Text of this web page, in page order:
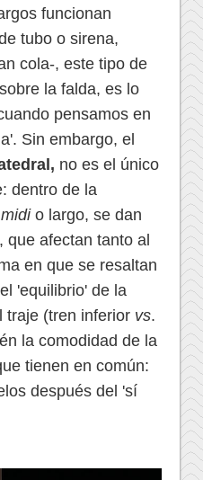
funcionan
tubo o sirena,
cola-, este tipo de
la falda, es lo
pensamos en
Sin embargo, el
no es el único
dentro de la
midio largo, se dan
que afectan tanto al
en que se resaltan
'equilibrio' de la
traje (tren inferior vs.
la comodidad de la
tienen en común:
después del 'sí